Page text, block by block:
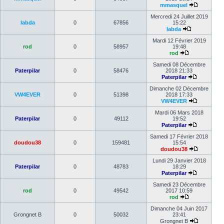
mmasquel
labda 0 67856
Mercredi 24 Juillet 2019
15:22
labda
rod 0 58957
Mardi 12 Février 2019
19:48
rod
Paterpilar 0 58476
Samedi 08 Décembre
2018 21:33
Paterpilar
VW4EVER 0 51398
Dimanche 02 Décembre
2018 17:33
VW4EVER
Paterpilar 0 49112
Mardi 06 Mars 2018
19:52
Paterpilar
doudou38 0 159481
Samedi 17 Février 2018
15:54
doudou38
Paterpilar 0 48783
Lundi 29 Janvier 2018
18:29
Paterpilar
rod 0 49542
Samedi 23 Décembre
2017 10:59
rod
Grongnet B 0 50032
Dimanche 04 Juin 2017
23:41
Grongnet B